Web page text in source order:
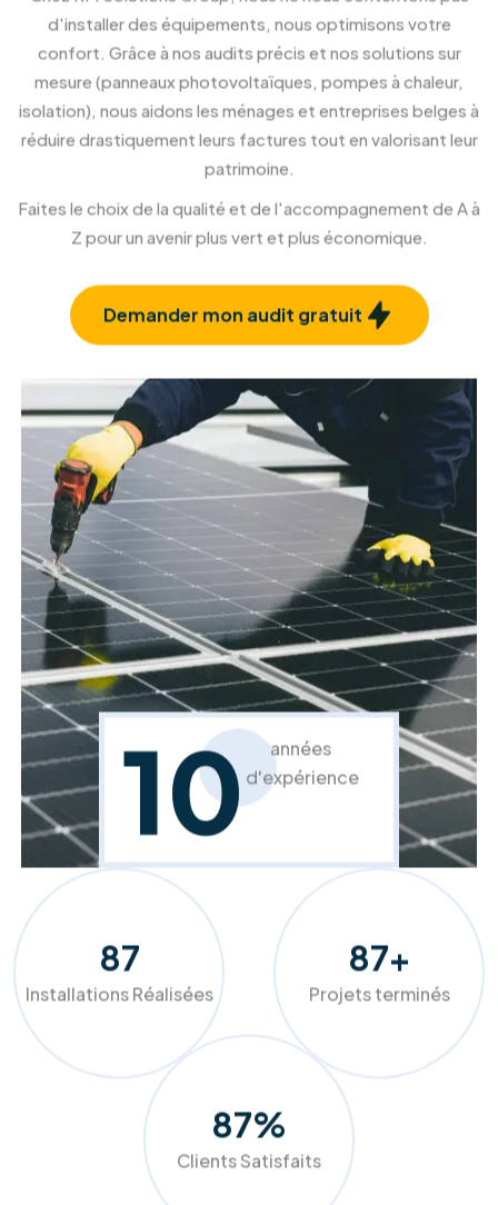
Solution de stockage d'ènergie
Stockez votre énergie pour une autonomie
maximale.
En savoir plus
Installation de Pergola et
Véranda
Créez un nouvel espace de vie ouvert sur
l'extérieur.
En savoir plus
Rénovation et isolation façade
Confort et esthétique, à l'intérieur comme à
l'extérieur.
En savoir plus
Rénovation et isolation toiture
Protégez votre habitat et améliorez votre
En savoir plus
À propos de RM Solutions Group